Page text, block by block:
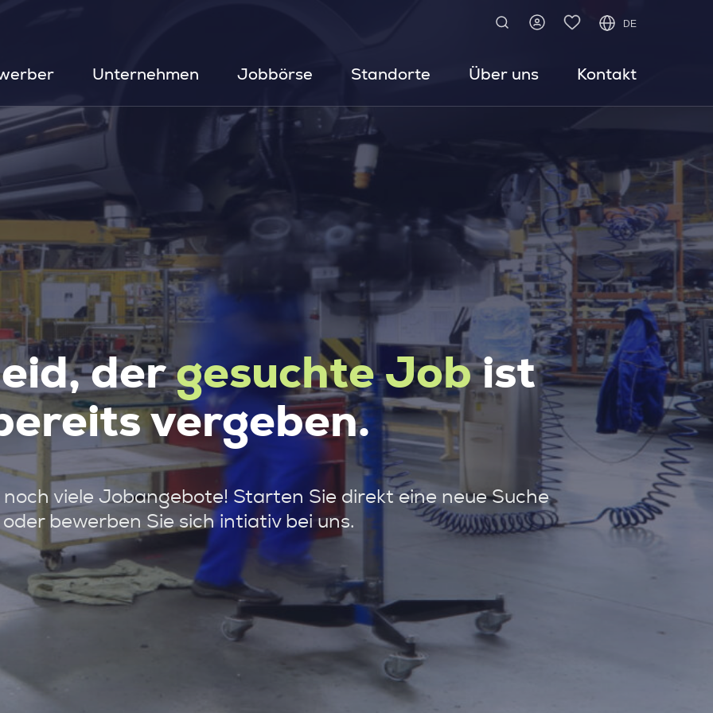
DE
Unternehmen Jobbörse Standorte Über uns Kontakt
dergesuchte Jobist
vergeben.
viele Jobangebote! Starten Sie direkt eine neue Suche
oder bewerben Sie sich intiativ bei uns.